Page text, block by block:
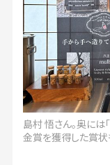
島村 悟さん。奥に
金賞を獲得した賞状